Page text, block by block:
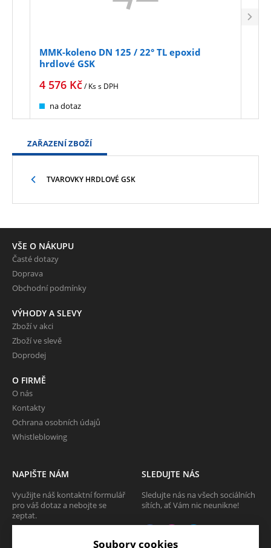
MMK-koleno DN 125 / 22° TL epoxid
hrdlové GSK
4 576 Kč/ Kss DPH
na dotaz
ZAŘAZENÍ ZBOŽÍ
TVAROVKY HRDLOVÉ GSK
VŠE O NÁKUPU
Časté dotazy
Doprava
Obchodní podmínky
VÝHODY A SLEVY
Zboží v akci
Zboží ve slevě
Doprodej
O FIRMĚ
O nás
Kontakty
Ochrana osobních údajů
Whistleblowing
NAPIŠTE NÁM
Využijte náš kontaktní formulář
pro váš dotaz a nebojte se
zeptat.
SLEDUJTE NÁS
Sledujte nás na všech sociálních
sítích, ať Vám nic neunikne!
Soubory cookies